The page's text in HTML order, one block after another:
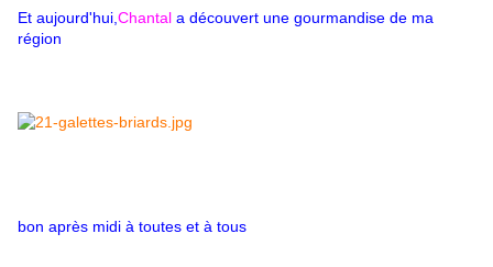
Et aujourd'hui, Chantal a découvert une gourmandise de ma
région
bon après midi à toutes et à tous